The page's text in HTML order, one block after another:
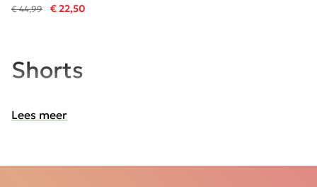
€ 44,99 € 22,50
Shorts
Lees meer